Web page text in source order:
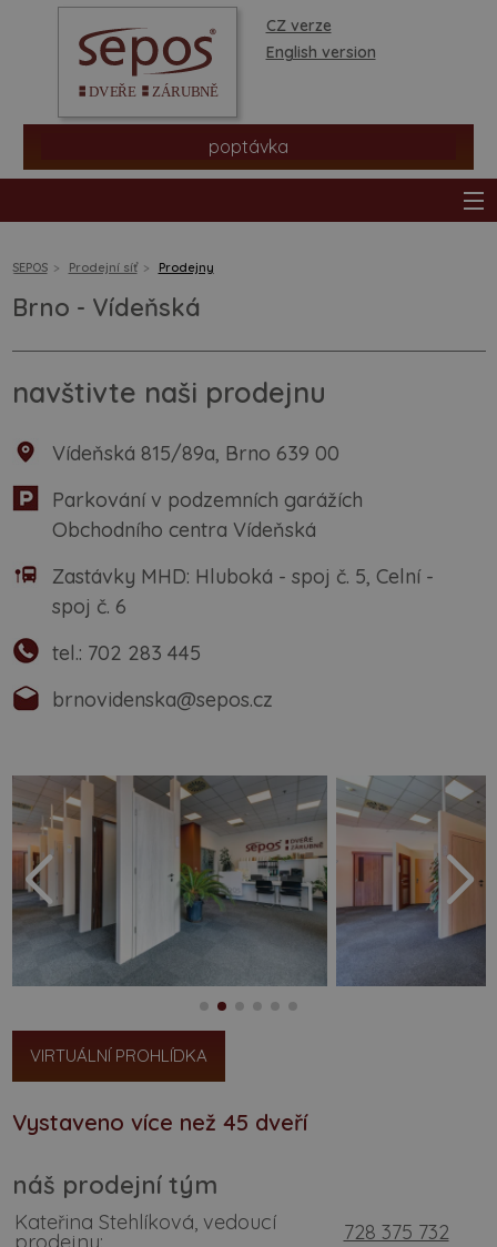
CZ verze
English version
poptávka
prodejní síť
informace a rady
SEPOS Prodejní síť Prodejny
Brno - Vídeňská
navštivte naši prodejnu
Vídeňská 815/89a, Brno 639 00
Parkování v podzemních garážích
Obchodního centra Vídeňská
Zastávky MHD: Hluboká - spoj č. 5, Celní -
spoj č. 6
tel.: 702 283 445
brnovidenska@sepos.cz
VIRTUÁLNÍ PROHLÍDKA
Vystaveno více než 45 dveří
náš prodejní tým
Kateřina Stehlíková, vedoucí
728 375 732